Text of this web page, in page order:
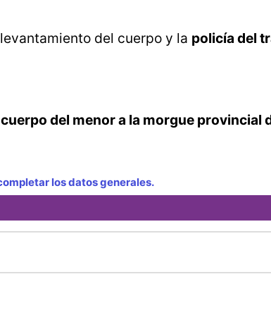
del cuerpo y la policía del
cuerpo del menor a la morgue provincial
los datos generales.